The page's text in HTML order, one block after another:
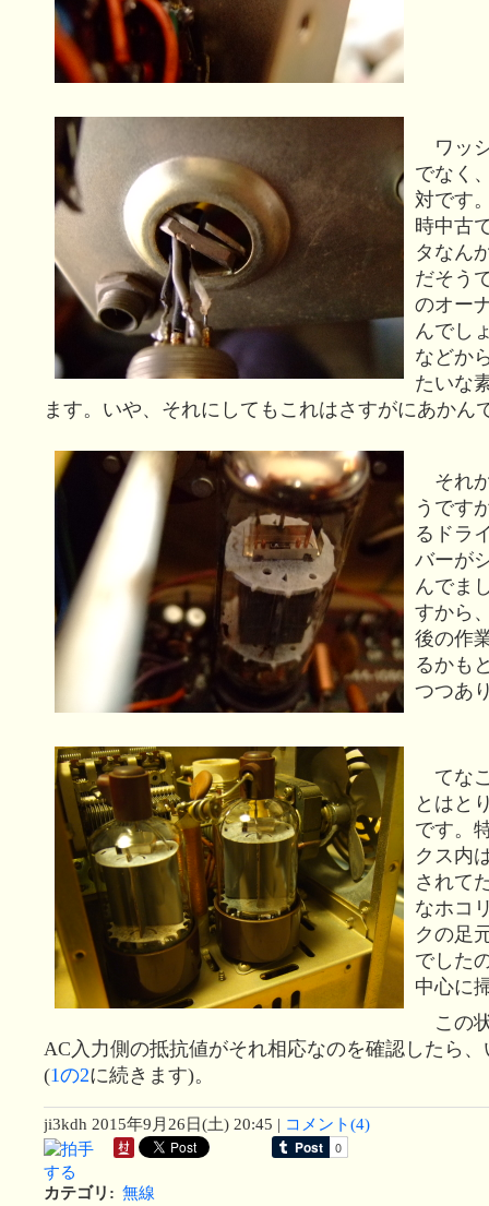
ワッ
でなく
対です
時中古
タなん
だそう
のオー
んでし
などか
たいな
ます。いや、それにしてもこれはさすがにあか
それ
うです
るドラ
バーが
んでま
すから
後の作
るかも
つつあ
てな
とはと
です。
クス内
されて
なホコ
クの足
でした
中心に
この
AC入力側の抵抗値がそれ相応なのを確認したら
(1の2に続きます)。
ji3kdh 2015年9月26日(土) 20:45 | コメント(4)
カテゴリ : 無線